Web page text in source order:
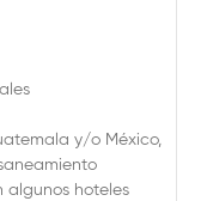
y/o México,
algunos hoteles